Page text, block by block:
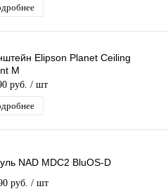
Elipson Planet Ceiling
M
руб. / шт
NAD MDC2 BluOS-D
руб. / шт